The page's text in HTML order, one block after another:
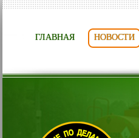
ГЛАВНАЯ НОВОСТИ